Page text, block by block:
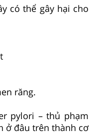
có thể gây hại cho
răng.
pylori – thủ phạm
ở đâu trên thành cơ